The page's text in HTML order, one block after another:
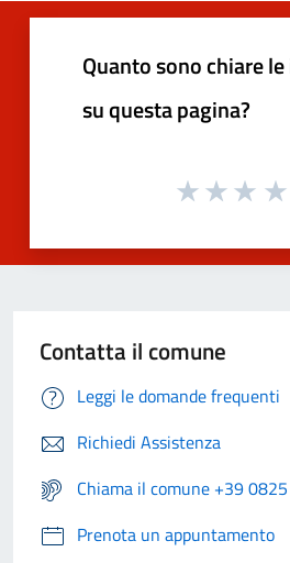
Quanto sono chiare
su questa pagina?
Contatta il comune
Leggi le domande frequenti
Richiedi Assistenza
Chiama il comune +39
Prenota un appuntamento